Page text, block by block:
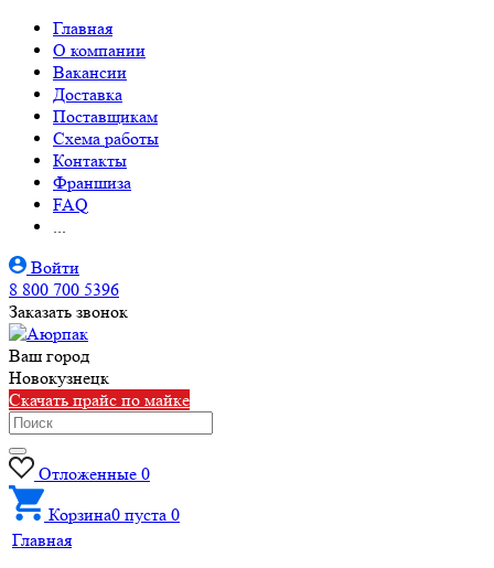
Главная
О компании
Вакансии
Доставка
Поставщикам
Схема работы
Контакты
Франшиза
FAQ
...
Войти
8 800 700 5396
Заказать звонок
Ваш город
Новокузнецк
Скачать прайс по майке
Отложенные 0
Корзина0 пуста 0
Главная